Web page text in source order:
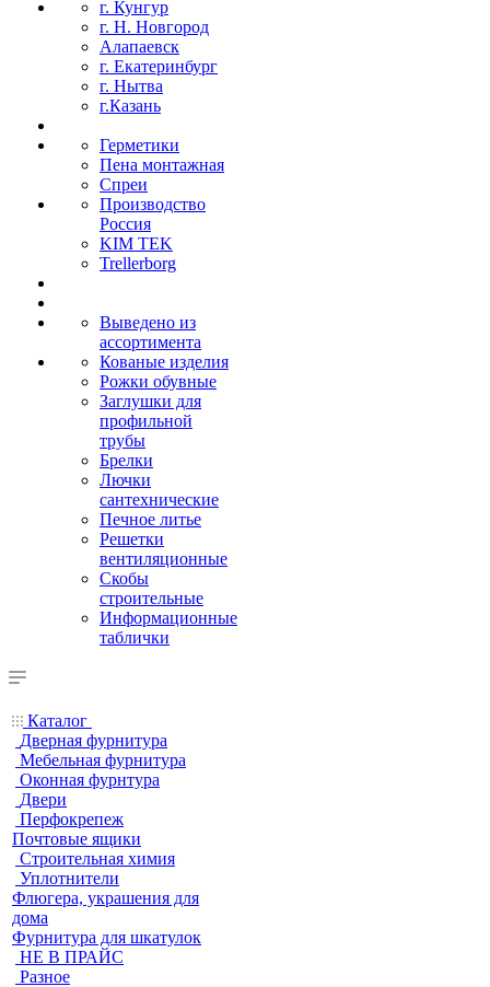
г. Кунгур
г. Н. Новгород
Алапаевск
г. Екатеринбург
г. Нытва
г.Казань
Герметики
Пена монтажная
Спреи
Производство
Россия
KIM TEK
Trellerborg
Выведено из
ассортимента
Кованые изделия
Рожки обувные
Заглушки для
профильной
трубы
Брелки
Лючки
сантехнические
Печное литье
Решетки
вентиляционные
Скобы
строительные
Информационные
таблички
Каталог
Дверная фурнитура
Мебельная фурнитура
Оконная фурнтура
Двери
Перфокрепеж
Почтовые ящики
Строительная химия
Уплотнители
Флюгера, украшения для
дома
Фурнитура для шкатулок
НЕ В ПРАЙС
Разное